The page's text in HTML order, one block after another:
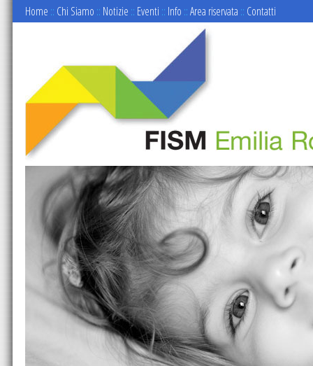
Home :: Chi Siamo :: Notizie :: Eventi :: Info ::Area riservata :: Contatti